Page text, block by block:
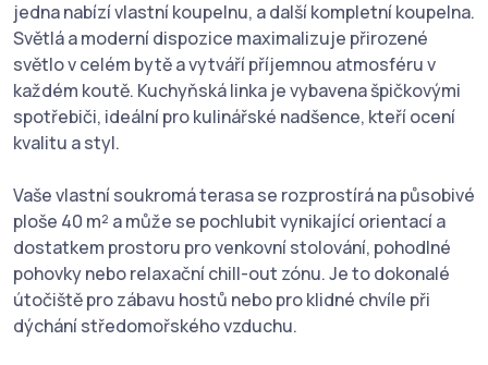
jedna nabízí vlastní koupelnu, a další kompletní koupelna.
Světlá a moderní dispozice maximalizuje přirozené
světlo v celém bytě a vytváří příjemnou atmosféru v
každém koutě. Kuchyňská linka je vybavena špičkovými
spotřebiči, ideální pro kulinářské nadšence, kteří ocení
kvalitu a styl.
Vaše vlastní soukromá terasa se rozprostírá na působivé
ploše 40 m² a může se pochlubit vynikající orientací a
dostatkem prostoru pro venkovní stolování, pohodlné
pohovky nebo relaxační chill-out zónu. Je to dokonalé
útočiště pro zábavu hostů nebo pro klidné chvíle při
dýchání středomořského vzduchu.